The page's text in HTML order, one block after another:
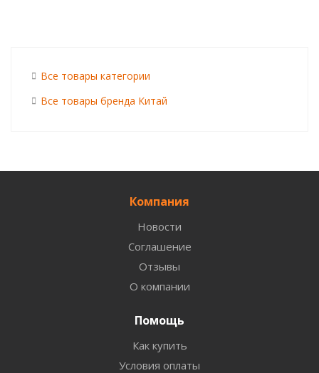
Все товары категории
Все товары бренда Китай
Компания
Новости
Соглашение
Отзывы
О компании
Помощь
Как купить
Условия оплаты